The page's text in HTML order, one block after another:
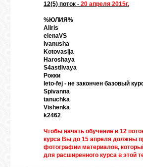
12(5) поток - 20 апреля 2015г.
%ЮЛИЯ%
Aliris
elenaVS
ivanusha
Kotovasija
Haroshaya
S4astlivaya
Рокки
leto-fej - не закончен базовый
Spivanna
tanuchka
Vishenka
k2462
Чтобы начать обучение в 12
курса Вы до 15 апреля должны
фотографии материалов,
для расширенного курса в этой